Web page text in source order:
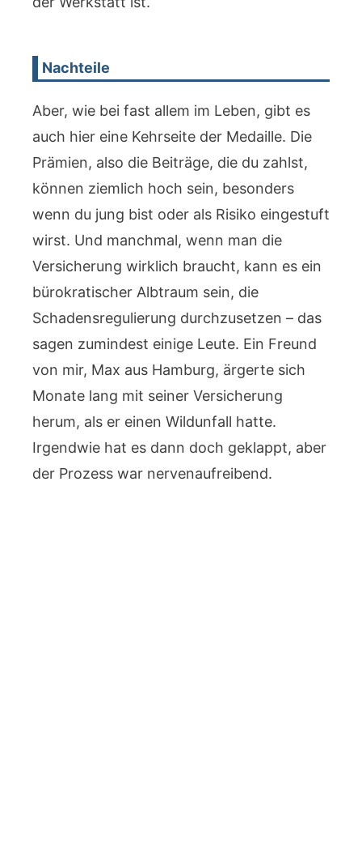
Nachteile
Aber, wie bei fast allem im Leben, gibt es
auch hier eine Kehrseite der Medaille. Die
Prämien, also die Beiträge, die du zahlst,
können ziemlich hoch sein, besonders
wenn du jung bist oder als Risiko eingestuft
wirst. Und manchmal, wenn man die
Versicherung wirklich braucht, kann es ein
bürokratischer Albtraum sein, die
Schadensregulierung durchzusetzen – das
sagen zumindest einige Leute. Ein Freund
von mir, Max aus Hamburg, ärgerte sich
Monate lang mit seiner Versicherung
herum, als er einen Wildunfall hatte.
Irgendwie hat es dann doch geklappt, aber
der Prozess war nervenaufreibend.